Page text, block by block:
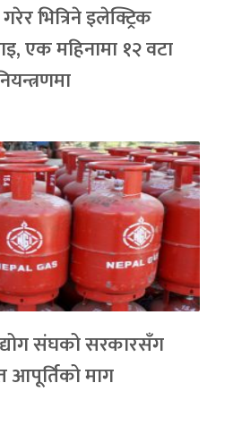
भित्रिने इलेक्ट्रिक
एक महिनामा १२ वटा
संघको सरकारसँग
आपूर्तिको माग